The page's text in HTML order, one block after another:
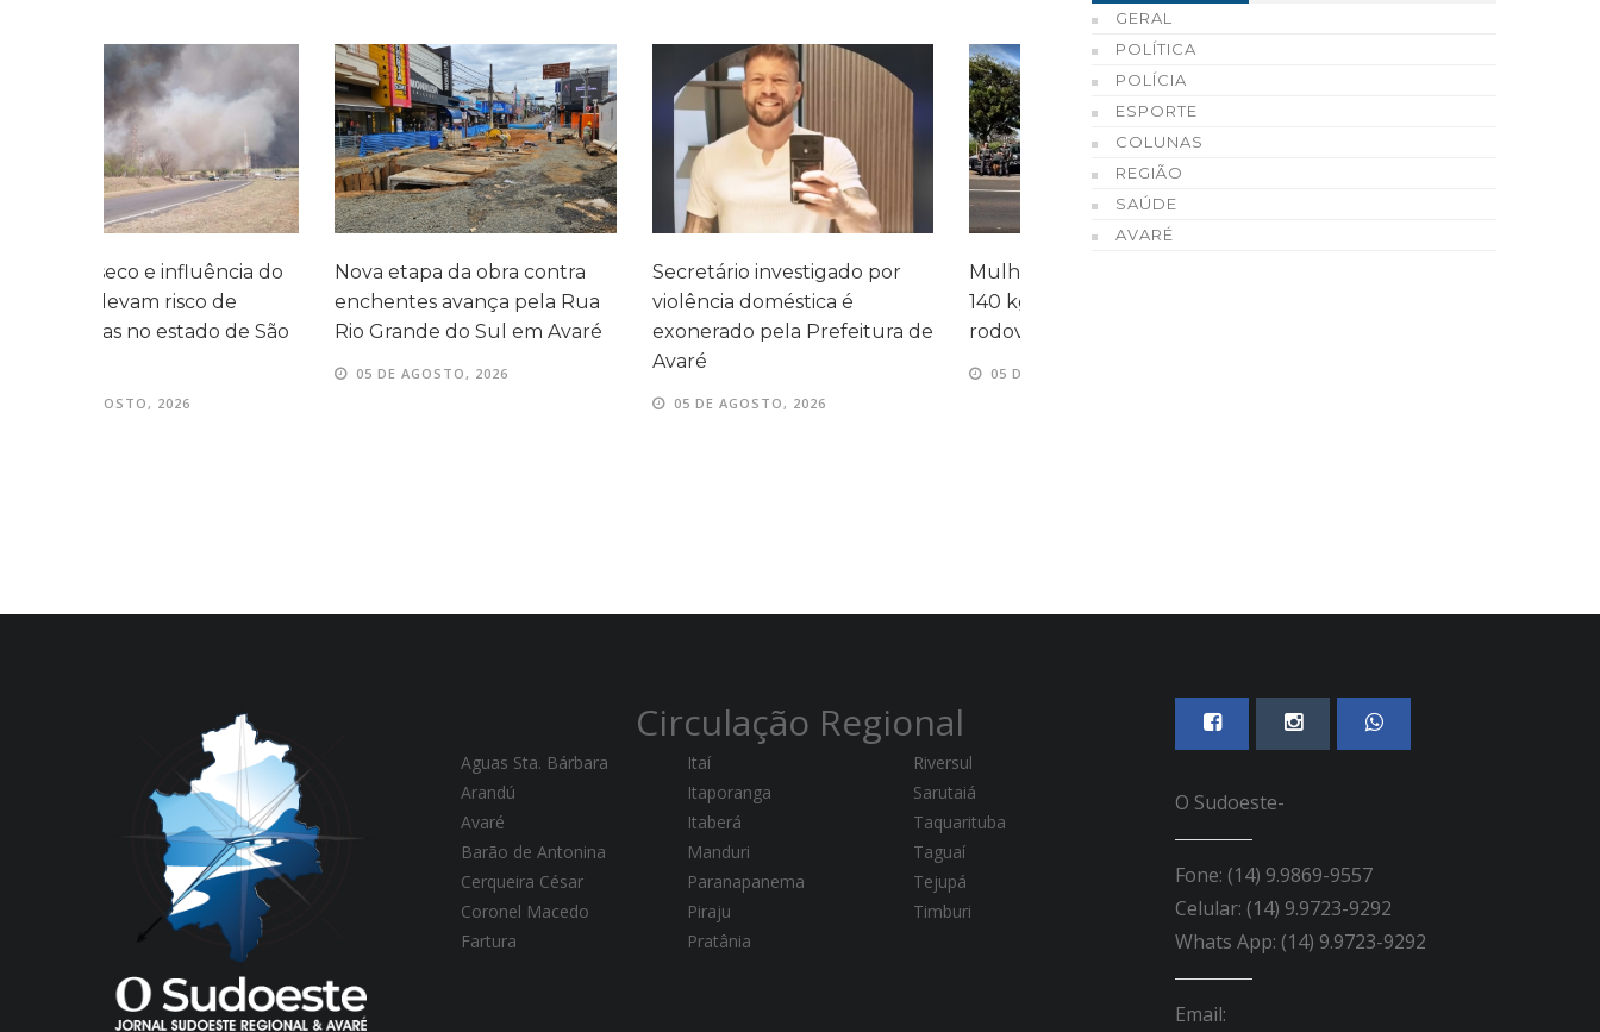
Nova etapa da obra contra
enchentes avança pela Rua
Rio Grande do Sul em Avaré
Secretário investigado por
violência doméstica é
exonerado pela Prefeitura de
Mulher é presa com mais de
140 kg de maconha em
rodovia de Ourinhos
GERAL
POLÍTICA
POLÍCIA
ESPORTE
COLUNAS
REGIÃO
SAÚDE
AVARÉ
Circulação Regional
Aguas Sta. Bárbara
Arandú
Avaré
Barão de Antonina
Cerqueira César
Coronel Macedo
Fartura
Itaí
Itaporanga
Itaberá
Manduri
Paranapanema
Piraju
Pratânia
Riversul
Sarutaiá
Taquarituba
Taguaí
Tejupá
Timburi
O Sudoeste-
Fone: (14) 9.9869-9557
Celular: (14) 9.9723-9292
Whats App: (14) 9.9723-9292
Email: